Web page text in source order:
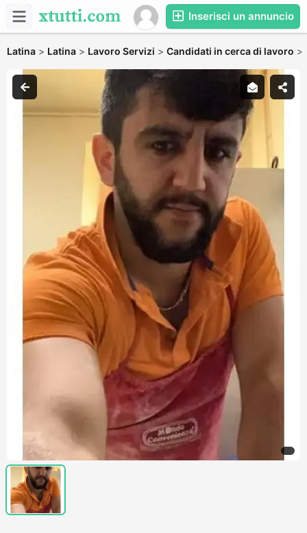
Inserisci un annuncio
Latina > Latina > Lavoro Servizi > Candidati in cerca di lavoro >